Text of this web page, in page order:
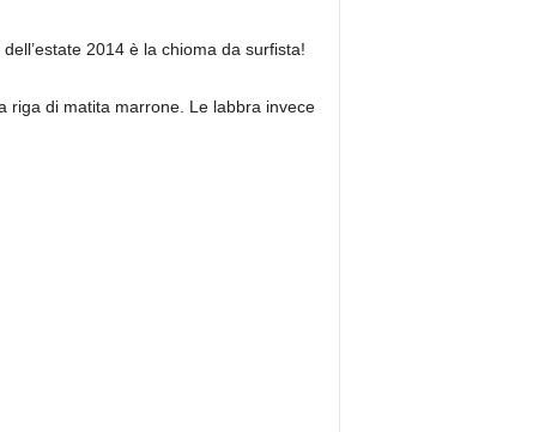
2014 è la chioma da surfista!
riga di matita marrone. Le labbra invece